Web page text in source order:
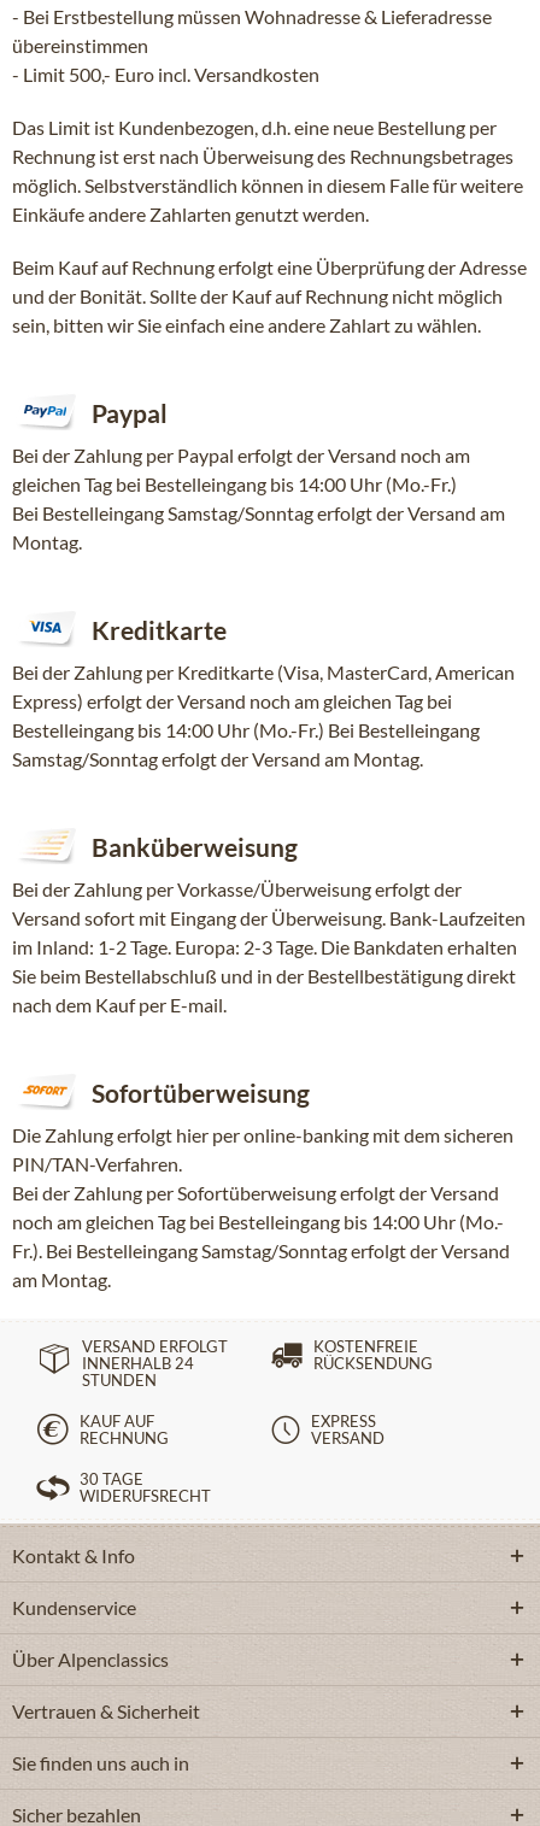
- Bei Erstbestellung müssen Wohnadresse & Lieferadresse
übereinstimmen
- Limit 500,- Euro incl. Versandkosten
Das Limit ist Kundenbezogen, d.h. eine neue Bestellung per
Rechnung ist erst nach Überweisung des Rechnungsbetrages
möglich. Selbstverständlich können in diesem Falle für weitere
Einkäufe andere Zahlarten genutzt werden.
Beim Kauf auf Rechnung erfolgt eine Überprüfung der Adresse
und der Bonität. Sollte der Kauf auf Rechnung nicht möglich
sein, bitten wir Sie einfach eine andere Zahlart zu wählen.
Paypal
Bei der Zahlung per Paypal erfolgt der Versand noch am
gleichen Tag bei Bestelleingang bis 14:00 Uhr (Mo.-Fr.)
Bei Bestelleingang Samstag/Sonntag erfolgt der Versand am
Montag.
Kreditkarte
Bei der Zahlung per Kreditkarte (Visa, MasterCard, American
Express) erfolgt der Versand noch am gleichen Tag bei
Bestelleingang bis 14:00 Uhr (Mo.-Fr.) Bei Bestelleingang
Samstag/Sonntag erfolgt der Versand am Montag.
Banküberweisung
Bei der Zahlung per Vorkasse/Überweisung erfolgt der
Versand sofort mit Eingang der Überweisung. Bank-Laufzeiten
im Inland: 1-2 Tage. Europa: 2-3 Tage. Die Bankdaten erhalten
Sie beim Bestellabschluß und in der Bestellbestätigung direkt
nach dem Kauf per E-mail.
Sofortüberweisung
Die Zahlung erfolgt hier per online-banking mit dem sicheren
PIN/TAN-Verfahren.
Bei der Zahlung per Sofortüberweisung erfolgt der Versand
noch am gleichen Tag bei Bestelleingang bis 14:00 Uhr (Mo.-
Fr.). Bei Bestelleingang Samstag/Sonntag erfolgt der Versand
am Montag.
VERSAND ERFOLGT
INNERHALB 24
STUNDEN
KOSTENFREIE
RÜCKSENDUNG
KAUF AUF
RECHNUNG
EXPRESS
VERSAND
30 TAGE
WIDERUFSRECHT
Kontakt & Info
Kundenservice
Über Alpenclassics
Vertrauen & Sicherheit
Sie finden uns auch in
Sicher bezahlen